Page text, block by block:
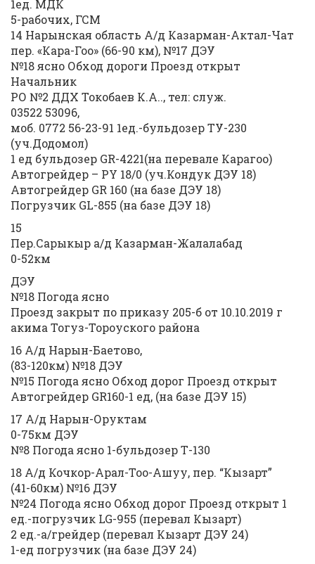
1ед. МДК
5-рабочих, ГСМ
14 Нарынская область А/д Казарман-Актал-Чат
пер. «Кара-Гоо» (66-90 км), №17 ДЭУ
№18 ясно Обход дороги Проезд открыт
Начальник
РО №2 ДДХ Токобаев К.А.., тел: служ.
03522 53096,
моб. 0772 56-23-91 1ед.-бульдозер ТУ-230
(уч.Додомол)
1 ед бульдозер GR-4221(на перевале Карагоо)
Автогрейдер – РY 18/0 (уч.Кондук ДЭУ 18)
Автогрейдер GR 160 (на базе ДЭУ 18)
Погрузчик GL-855 (на базе ДЭУ 18)
15
Пер.Сарыкыр а/д Казарман-Жалалабад
0-52км
ДЭУ
№18 Погода ясно
Проезд закрыт по приказу 205-б от 10.10.2019 г
акима Тогуз-Тороуского района
16 А/д Нарын-Баетово,
(83-120км) №18 ДЭУ
№15 Погода ясно Обход дорог Проезд открыт
Автогрейдер GR160-1 ед, (на базе ДЭУ 15)
17 А/д Нарын-Оруктам
0-75км ДЭУ
№8 Погода ясно 1-бульдозер Т-130
18 А/д Кочкор-Арал-Тоо-Ашуу, пер. “Кызарт”
(41-60км) №16 ДЭУ
№24 Погода ясно Обход дорог Проезд открыт 1
ед.-погрузчик LG-955 (перевал Кызарт)
2 ед.-а/грейдер (перевал Кызарт ДЭУ 24)
1-ед погрузчик (на базе ДЭУ 24)